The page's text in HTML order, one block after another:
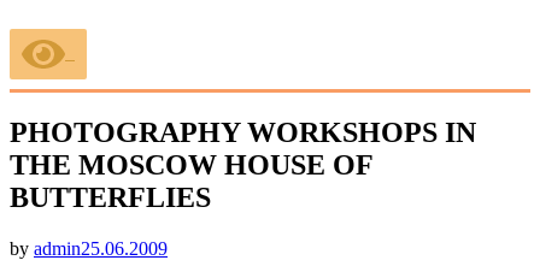
PHOTOGRAPHY WORKSHOPS IN
THE MOSCOW HOUSE OF
BUTTERFLIES
by adminОпубликовано
25.06.2009